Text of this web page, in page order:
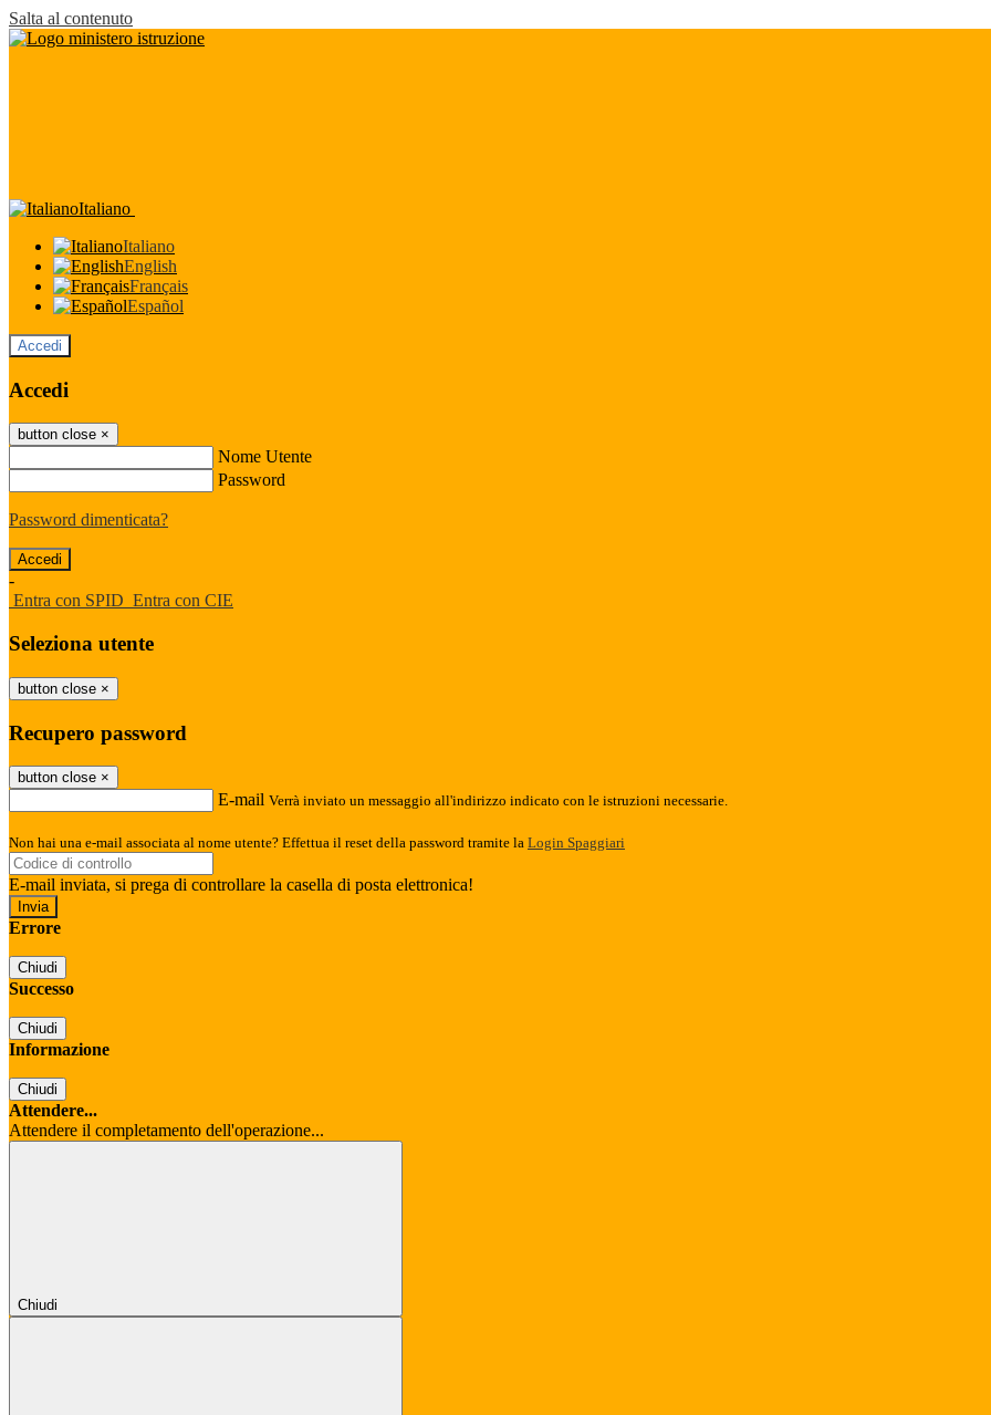
Salta al contenuto
Italiano
Italiano
English
Français
Español
Accedi
Accedi
button close ×
Nome Utente
Password
Password dimenticata?
-
Entra con SPID Entra con CIE
Seleziona utente
button close ×
Recupero password
button close ×
E-mail Verrà inviato un messaggio all'indirizzo indicato con le istruzioni necessarie.
Non hai una e-mail associata al nome utente? Effettua il reset della password tramite la Login Spaggiari
E-mail inviata, si prega di controllare la casella di posta elettronica!
Errore
Chiudi
Successo
Chiudi
Informazione
Chiudi
Attendere...
Attendere il completamento dell'operazione...
Chiudi